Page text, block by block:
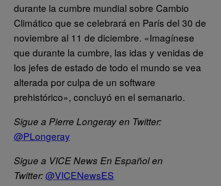
durante la cumbre mundial sobre Cambio
Climático que se celebrará en París del 30 de
noviembre al 11 de diciembre. «Imagínese
que durante la cumbre, las idas y venidas de
los jefes de estado de todo el mundo se vea
alterada por culpa de un software
prehistórico», concluyó en el semanario.
Sigue a Pierre Longeray en Twitter:
@PLongeray
Sigue a VICE News En Español en
Twitter:@VICENewsES